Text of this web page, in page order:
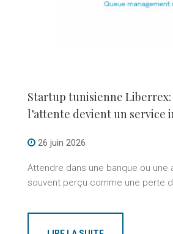
Startup tunisienne Liberrex:
l’attente devient un
26 juin 2026
Attendre dans une banque ou une
souvent perçu comme une perte